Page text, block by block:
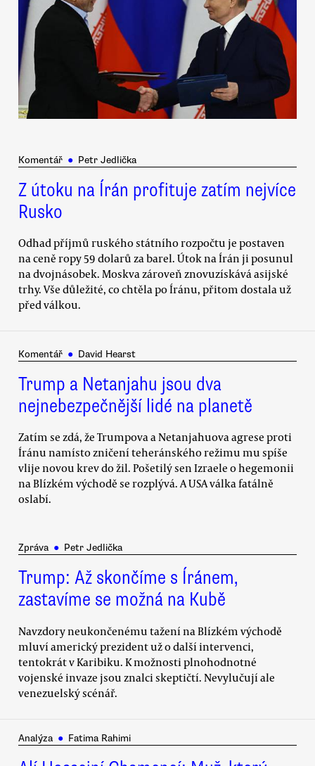
Komentář ● Petr Jedlička
Z útoku na Írán profituje zatím nejvíce
Rusko
Odhad příjmů ruského státního rozpočtu je postaven
na ceně ropy 59 dolarů za barel. Útok na Írán ji posunul
na dvojnásobek. Moskva zároveň znovuzískává asijské
trhy. Vše důležité, co chtěla po Íránu, přitom dostala už
před válkou.
Komentář ● David Hearst
Trump a Netanjahu jsou dva
nejnebezpečnější lidé na planetě
Zatím se zdá, že Trumpova a Netanjahuova agrese proti
Íránu namísto zničení teheránského režimu mu spíše
vlije novou krev do žil. Pošetilý sen Izraele o hegemonii
na Blízkém východě se rozplývá. A USA válka fatálně
oslabí.
Zpráva ● Petr Jedlička
Trump: Až skončíme s Íránem,
zastavíme se možná na Kubě
Navzdory neukončenému tažení na Blízkém východě
mluví americký prezident už o další intervenci,
tentokrát v Karibiku. K možnosti plnohodnotné
vojenské invaze jsou znalci skeptičtí. Nevylučují ale
venezuelský scénář.
Analýza ● Fatima Rahimi